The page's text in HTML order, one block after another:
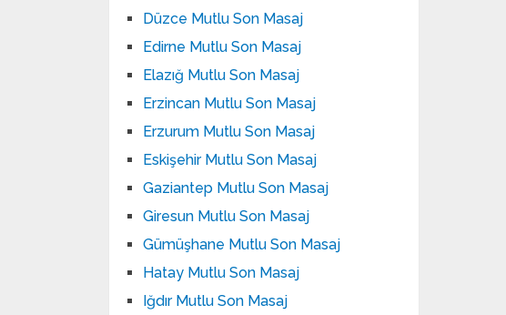
Düzce Mutlu Son Masaj
Edirne Mutlu Son Masaj
Elazığ Mutlu Son Masaj
Erzincan Mutlu Son Masaj
Erzurum Mutlu Son Masaj
Eskişehir Mutlu Son Masaj
Gaziantep Mutlu Son Masaj
Giresun Mutlu Son Masaj
Gümüşhane Mutlu Son Masaj
Hatay Mutlu Son Masaj
Iğdır Mutlu Son Masaj